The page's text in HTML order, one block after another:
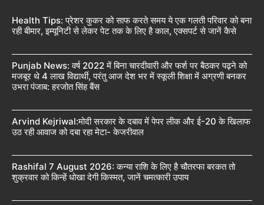
Health Tips: प्रेशर कुकर को साफ करते समय ये एक गलती परिवार को बना
रही बीमार, इम्यूनिटी से लेकर पेट तक के लिए है काल, एक्सपर्ट से जानें कैसे
Punjab News: वर्ष 2022 में बिना चारदीवारी और फर्श पर बैठकर पढ़ने को
मजबूर थे 4 लाख विद्यार्थी, परंतु आज देश भर में स्कूली शिक्षा में अग्रणी बनकर
उभरा पंजाब: हरजोत सिंह बैंस
Arvind Kejriwal:मोदी सरकार के दबाव में पेपर लीक और ई-20 के खिलाफ
उठ रही आवाज को दबा रहा मेटा- केजरीवाल
Rashifal 7 August 2026: कन्या राशि के लिए है चौतरफा बरकत तो
शुक्रवार को किन्हें धोखा देगी किस्मत, जानें चमत्कारी उपाय